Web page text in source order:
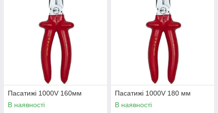
Пасатижі 1000V 160мм
В наявності
Пасатижі 1000V 180 мм
В наявності